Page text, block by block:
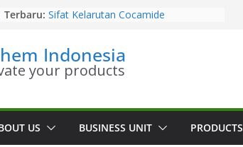
Terbaru: Sifat Kelarutan Cocamide
Diethanolamine Terpercaya
Kesetimbangan Kimia Cocamide
Diethanolamine
Stoikiometri Cocamide
Indonesia
your products
US BUSINESS UNIT PRODUCTS